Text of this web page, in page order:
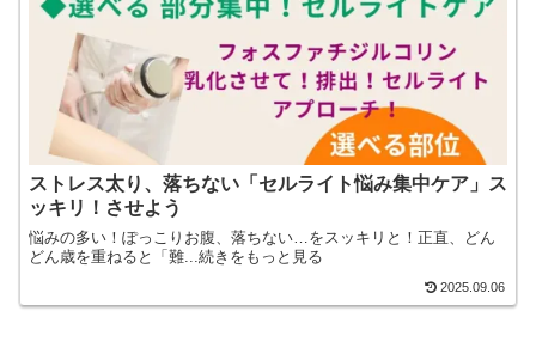
ストレス太り、落ちない「セルライト悩み集中ケア」ス
ッキリ！させよう
悩みの多い！ぽっこりお腹、落ちない…をスッキリと！正直、どん
どん歳を重ねると「難...続きをもっと見る
2025.09.06